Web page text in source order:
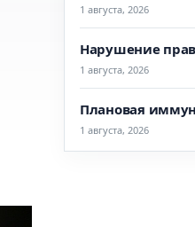
1 августа, 2026
Нарушение
1 августа, 2026
Плановая
1 августа, 2026